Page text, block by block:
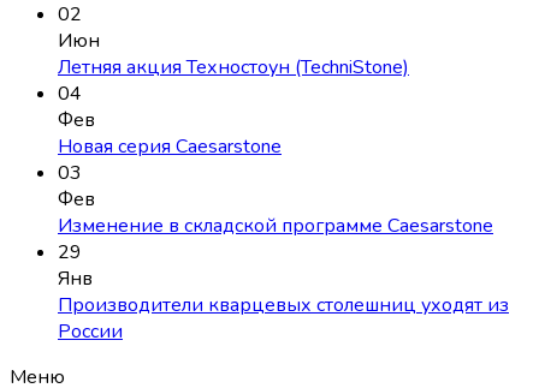
02
Июн
Летняя акция Техностоун (TechniStone)
04
Фев
Новая серия Caesarstone
03
Фев
Изменение в складской программе Caesarstone
29
Янв
Производители кварцевых столешниц уходят из
России
Меню